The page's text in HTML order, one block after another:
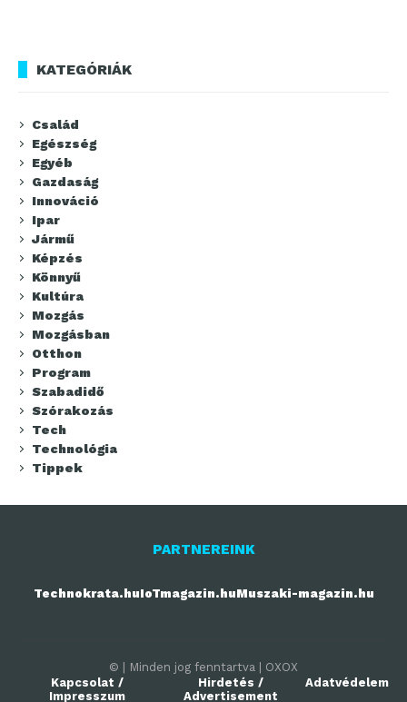
KATEGÓRIÁK
Család
Egészség
Egyéb
Gazdaság
Innováció
Ipar
Jármű
Képzés
Könnyű
Kultúra
Mozgás
Mozgásban
Otthon
Program
Szabadidő
Szórakozás
Tech
Technológia
Tippek
PARTNEREINK
Technokrata.huIoTmagazin.huMuszaki-magazin.hu
© | Minden jog fenntartva | OXOX
Kapcsolat /
Impresszum
Hirdetés /
Advertisement
Adatvédelem